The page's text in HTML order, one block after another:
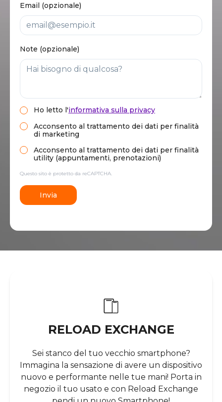
Email (opzionale)
Note (opzionale)
Ho letto l'informativa sulla privacy
Acconsento al trattamento dei dati per finalità
di marketing
Acconsento al trattamento dei dati per finalità
utility (appuntamenti, prenotazioni)
Questo sito è protetto da reCAPTCHA.
Invia
RELOAD EXCHANGE
Sei stanco del tuo vecchio smartphone?
Immagina la sensazione di avere un dispositivo
nuovo e performante nelle tue mani! Porta in
negozio il tuo usato e con Reload Exchange